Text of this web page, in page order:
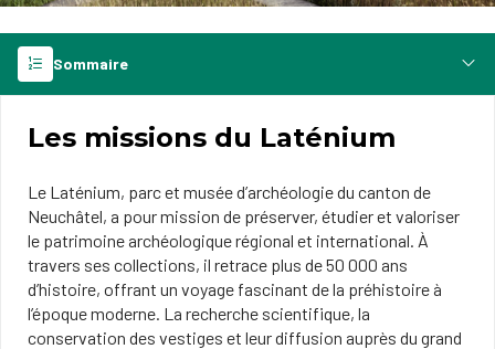
Sommaire
Les missions du Laténium
Le Laténium, parc et musée d’archéologie du canton de
Neuchâtel, a pour mission de préserver, étudier et valoriser
le patrimoine archéologique régional et international. À
travers ses collections, il retrace plus de 50 000 ans
d’histoire, offrant un voyage fascinant de la préhistoire à
l’époque moderne. La recherche scientifique, la
conservation des vestiges et leur diffusion auprès du grand